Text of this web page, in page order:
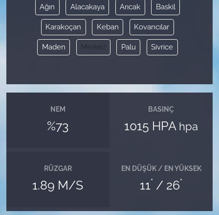
Ağın Alacakaya Arıcak Baskil
Karakoçan Keban Kovancılar
Maden Merkez Palu Sivrice
NEM
%73
BASINÇ
1015 HPA hpa
RÜZGAR
1.89 M/S
EN DÜŞÜK / EN YÜKSEK
11° / 26°